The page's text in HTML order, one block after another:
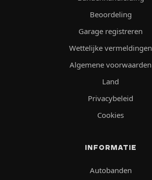
Beoordeling
Garage registreren
Wettelijke vermeldingen
Algemene voorwaarden
Land
Privacybeleid
Cookies
INFORMATIE
Autobanden